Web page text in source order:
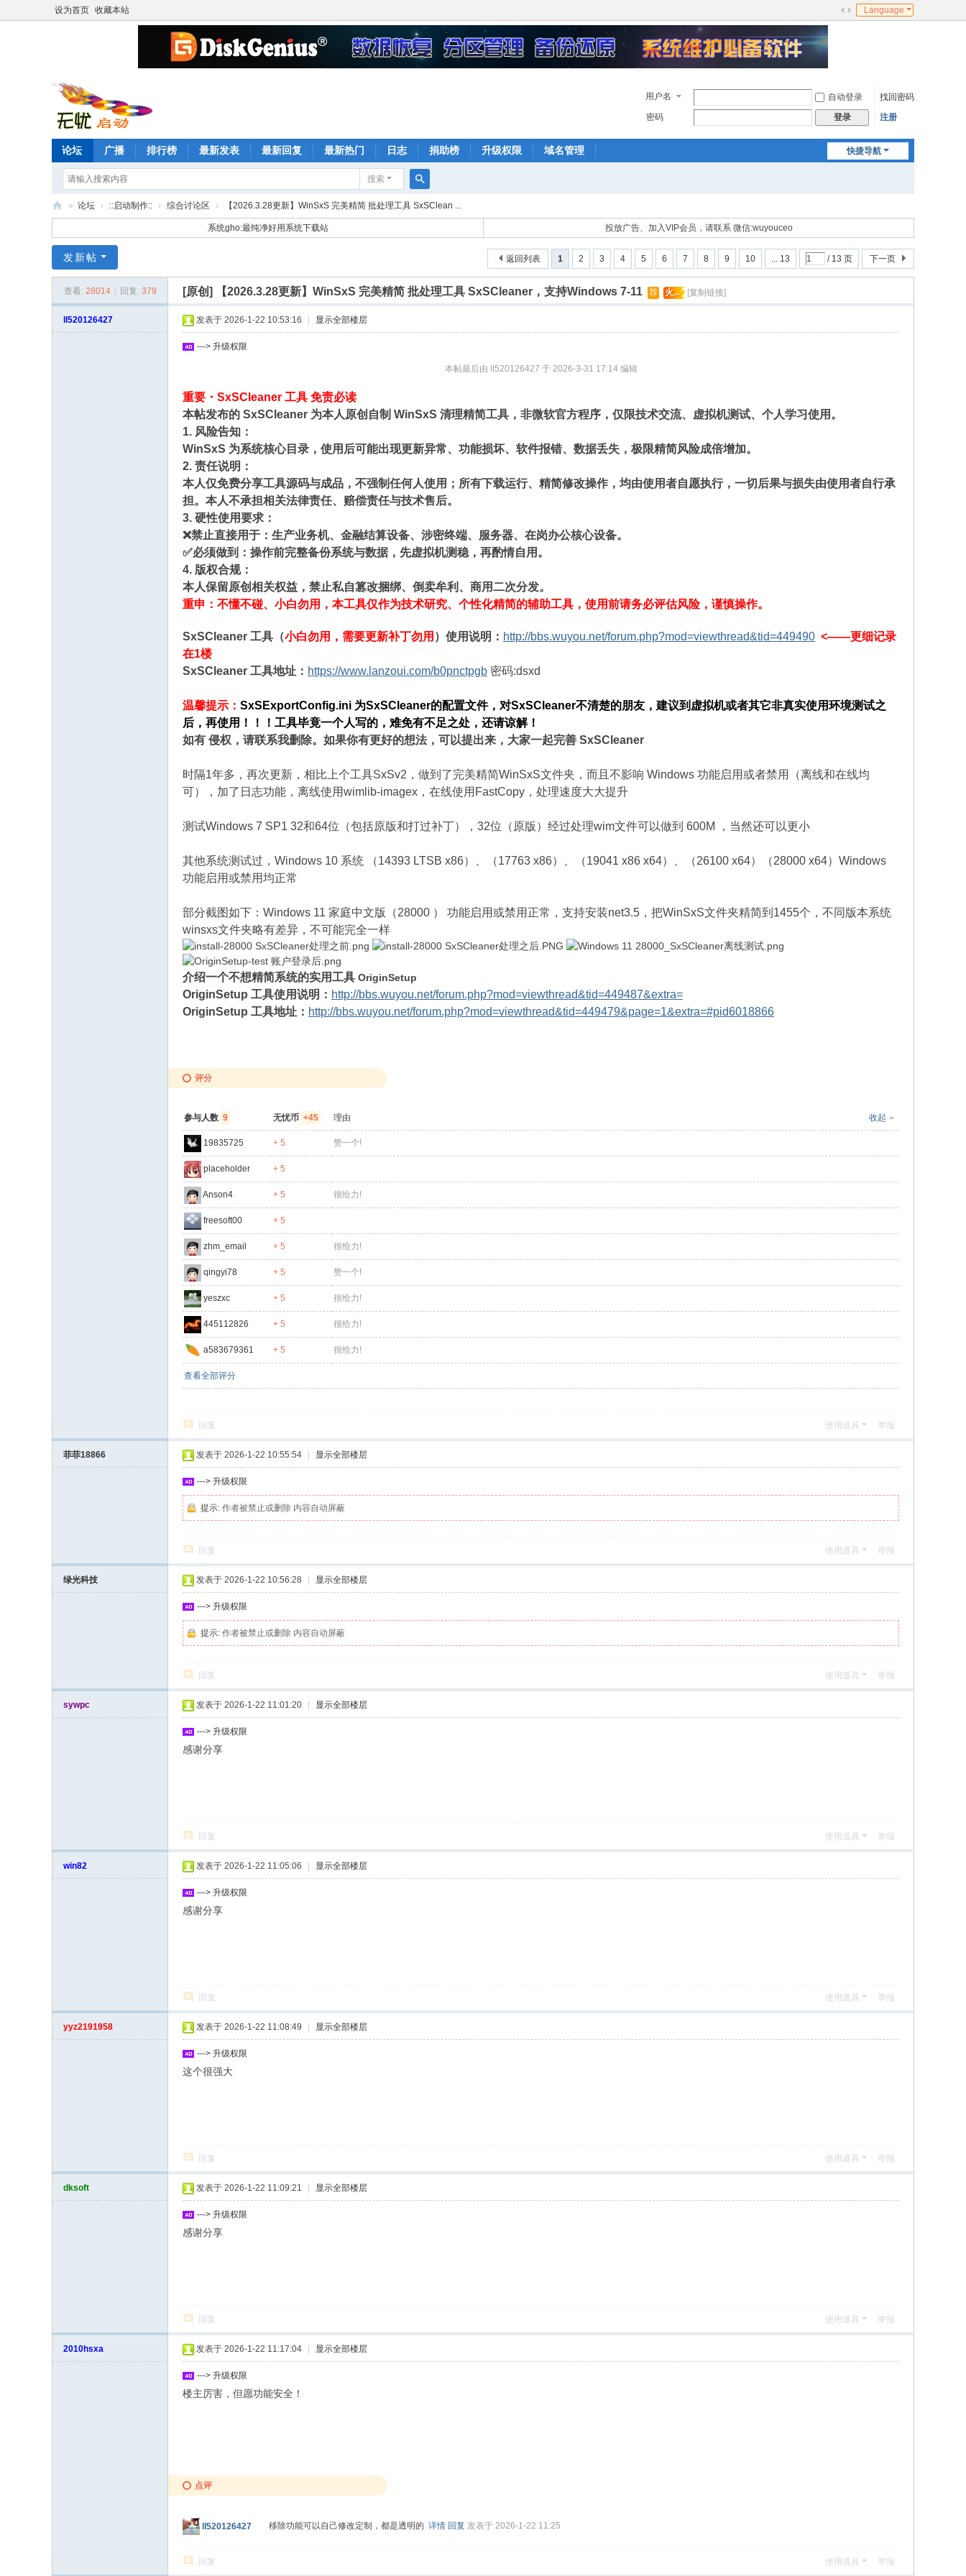
设为首页 收藏本站
切
Language
用户名 自动登录
找回密码
密码
登录 注册
快捷导航
论坛 广播 排行榜 最新发表 最新回复 最新热门 日志 捐助榜 升级权限 域名管理
搜索
搜
索
忧
启
论
坛
» 论坛 › ::启动制作:: › 综合讨论区 › 【2026.3.28更新】WinSxS 完美精简 批处理工具 SxSClean ...
系统gho:最纯净好用系统下载站 投放广告、加入VIP会员，请联系 微信:wuyouceo
1 2 3 4 5 6 7 8 9 10 ... 13 / 13 页 下一页
返回列表
发新帖
查看: 28014 回复: 379 [原创] 【2026.3.28更新】WinSxS 完美精简 批处理工具 SxSCleaner，支持Windows 7-11 荐 火... [复制链接]
ll520126427 发表于 2026-1-22 10:53:16 显示全部楼层
---> 升级权限
本帖最后由 ll520126427 于 2026-3-31 17:14 编辑
重要・SxSCleaner 工具 免责必读
本帖发布的 SxSCleaner 为本人原创自制 WinSxS 清理精简工具，非微软官方程序，仅限技术交流、虚拟机测试、个人学习使用。
1. 风险告知：
WinSxS 为系统核心目录，使用后可能出现更新异常、功能损坏、软件报错、数据丢失，极限精简风险成倍增加。
2. 责任说明：
本人仅免费分享工具源码与成品，不强制任何人使用；所有下载运行、精简修改操作，均由使用者自愿执行，一切后果与损失由使用者自行承
担。本人不承担相关法律责任、赔偿责任与技术售后。
3. 硬性使用要求：
❌禁止直接用于：生产业务机、金融结算设备、涉密终端、服务器、在岗办公核心设备。
✅必须做到：操作前完整备份系统与数据，先虚拟机测稳，再酌情自用。
4. 版权合规：
本人保留原创相关权益，禁止私自篡改捆绑、倒卖牟利、商用二次分发。
重申：不懂不碰、小白勿用， 本工具仅作为技术研究、个性化精简的辅助工具，使用前请务必评估风险，谨慎操作。
SxSCleaner 工具（小白勿用，需要更新补丁勿用 ）使用说明： http://bbs.wuyou.net/forum.php?mod=viewthread&tid=449490 <——更细记录
在1楼
SxSCleaner 工具地址： https://www.lanzoui.com/b0pnctpgb 密码:dsxd
温馨提示： SxSExportConfig.ini 为SxSCleaner的配置文件，对SxSCleaner不清楚的朋友，建议到虚拟机或者其它非真实使用环境测试之
后，再使用！！！ 工具毕竟一个人写的，难免有不足之处，还请谅解！
如有 侵权，请联系我删除。如果你有更好的想法，可以提出来，大家一起完善 SxSCleaner
时隔1年多，再次更新，相比上个工具SxSv2，做到了完美精简WinSxS文件夹，而且不影响 Windows 功能启用或者禁用（离线和在线均
可），加了日志功能，离线使用wimlib-imagex，在线使用FastCopy，处理速度大大提升
测试Windows 7 SP1 32和64位（包括原版和打过补丁），32位（原版）经过处理wim文件可以做到 600M ，当然还可以更小
其他系统测试过，Windows 10 系统 （14393 LTSB x86）、（17763 x86）、（19041 x86 x64）、（26100 x64）（28000 x64）Windows
功能启用或禁用均正常
部分截图如下：Windows 11 家庭中文版（28000 ） 功能启用或禁用正常，支持安装net3.5，把WinSxS文件夹精简到1455个，不同版本系统
winsxs文件夹略有差异，不可能完全一样
介绍一个不想精简系统的实用工具 OriginSetup
OriginSetup 工具使用说明： http://bbs.wuyou.net/forum.php?mod=viewthread&tid=449487&extra=
OriginSetup 工具地址： http://bbs.wuyou.net/forum.php?mod=viewthread&tid=449479&page=1&extra=#pid6018866
评分
参与人数 9 无忧币 +45 收起
理由
19835725 + 5 赞一个!
placeholder + 5
Anson4 + 5 很给力!
freesoft00 + 5
zhm_email + 5 很给力!
qingyi78 + 5 赞一个!
yeszxc + 5 很给力!
445112826 + 5 很给力!
a583679361 + 5 很给力!
查看全部评分
回复 使用道具 举报
菲菲18866 发表于 2026-1-22 10:55:54 显示全部楼层
---> 升级权限
提示: 作者被禁止或删除 内容自动屏蔽
回复 使用道具 举报
绿光科技 发表于 2026-1-22 10:56:28 显示全部楼层
---> 升级权限
提示: 作者被禁止或删除 内容自动屏蔽
回复 使用道具 举报
sywpc 发表于 2026-1-22 11:01:20 显示全部楼层
---> 升级权限
感谢分享
回复 使用道具 举报
win82 发表于 2026-1-22 11:05:06 显示全部楼层
---> 升级权限
感谢分享
回复 使用道具 举报
yyz2191958 发表于 2026-1-22 11:08:49 显示全部楼层
---> 升级权限
这个很强大
回复 使用道具 举报
dksoft 发表于 2026-1-22 11:09:21 显示全部楼层
---> 升级权限
感谢分享
回复 使用道具 举报
2010hsxa 发表于 2026-1-22 11:17:04 显示全部楼层
---> 升级权限
楼主厉害，但愿功能安全！
点评
ll520126427 移除功能可以自己修改定制，都是透明的 详情 回复 发表于 2026-1-22 11:25
回复 使用道具 举报